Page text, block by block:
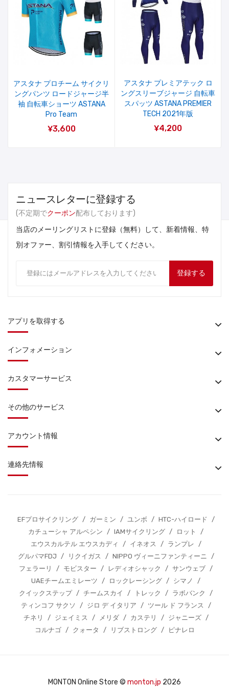
アスタナ プロチーム サイクリ
ングパンツ ロードジャージ半
袖 自転車ショーツ ASTANA
Pro Team
¥3,600
アスタナ プレミアテック ロ
ングスリーブジャージ 自転車
スパッツ ASTANA PREMIER
TECH 2021年版
¥4,200
ニュースレターに登録する
(不定期でクーポン配布しております)
当店のメーリングリストに登録（無料）して、新着情報、特
別オファー、割引情報を入手してください。
登録する
アプリを取得する
インフォメーション
カスタマーサービス
その他のサービス
アカウント情報
連絡先情報
EFプロサイクリング / ガーミン / ユンボ / HTC-ハイロード
/
カチューシャ アルペシン
/ IAMサイクリング / ロット
/
エウスカルテル エウスカディ
/ イネオス / ランプレ
/
グルパマFDJ
/ リクイガス / NIPPO ヴィーニファンティーニ
/
フェラーリ
/ モビスター / レディオシャック / サンウェブ /
UAEチームエミレーツ
/ ロックレーシング / シマノ
/
クイックステップ / チームスカイ / トレック / ラボバンク
/
ティンコフ サクソ
/ ジロ デ イタリア / ツール ド フランス
/
チネリ
/ ジェイミス / メリダ / カステリ / ジャニーズ
/
コルナゴ
/ クォータ / リブストロング / ピナレロ
MONTON Online Store © monton.jp 2026